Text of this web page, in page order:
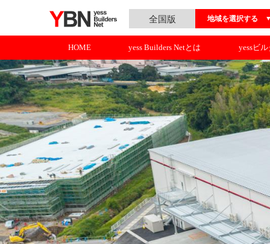
全国版 地域を選択する
HOME yess Builders Netとは yessビ